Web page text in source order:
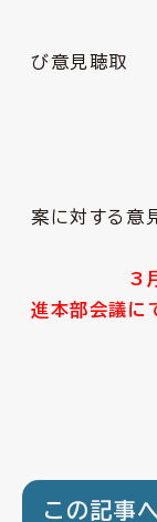
２月 ・
び意見聴取
３月 ・第
・大町
案に対する意
3
進本部会議に
この記事